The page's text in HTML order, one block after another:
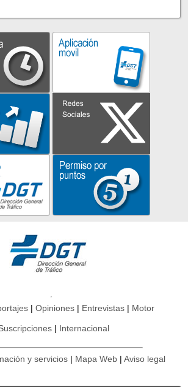
Opiniones Entrevistas Motor
Internacional
y servicios Mapa Web Aviso legal